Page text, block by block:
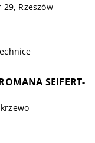
29, Rzeszów
SEIFERT-